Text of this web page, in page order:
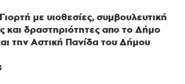
με υιοθεσίες, συμβουλευτική
και δραστηριότητες απο το Δήμο
την Αστική Πανίδα του Δήμου